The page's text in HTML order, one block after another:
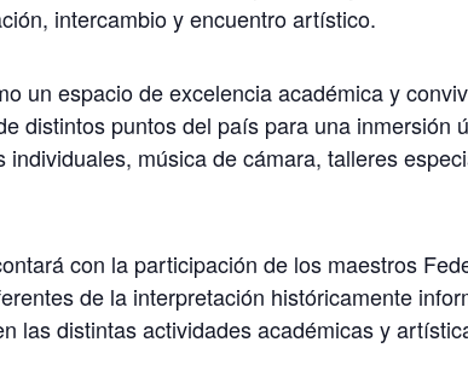
intercambio y encuentro artístico.
un espacio de excelencia académica y
distintos puntos del país para una
individuales, música de cámara, talleres
con la participación de los maestros
de la interpretación históricamente
las distintas actividades académicas y